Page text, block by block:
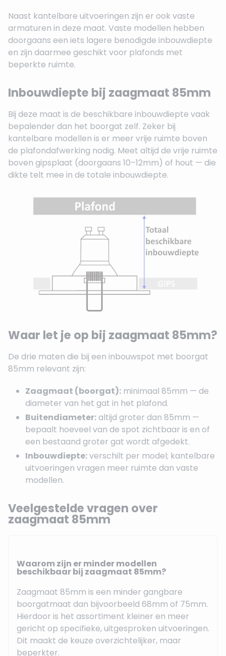
Naast kantelbare uitvoeringen zijn er ook vaste
armaturen in deze maat. Vaste modellen hebben
doorgaans een iets lagere benodigde inbouwdiepte
en zijn daarmee geschikt voor plafonds met
beperkte ruimte.
Inbouwdiepte bij zaagmaat 85mm
Bij deze maat is de beschikbare inbouwdiepte vaak
bepalender dan het boorgat zelf. Zeker bij
kantelbare modellen is er meer vrije ruimte boven
de plafondafwerking nodig. Meet altijd de vrije ruimte
boven gipsplaat (doorgaans 10–12mm) of hout — die
dikte telt mee in de totale inbouwdiepte.
Waar let je op bij zaagmaat 85mm?
De drie maten die bij een inbouwspot met boorgat
85mm relevant zijn:
Zaagmaat (boorgat): minimaal 85mm — de
diameter van het gat in het plafond.
Buitendiameter:altijd groter dan 85mm —
bepaalt hoeveel van de spot zichtbaar is en of
een bestaand groter gat wordt afgedekt.
Inbouwdiepte:verschilt per model; kantelbare
uitvoeringen vragen meer ruimte dan vaste
modellen.
Veelgestelde vragen over
zaagmaat 85mm
Waarom zijn er minder modellen
beschikbaar bij zaagmaat 85mm?
Zaagmaat 85mm is een minder gangbare
boorgatmaat dan bijvoorbeeld 68mm of 75mm.
Hierdoor is het assortiment kleiner en meer
gericht op specifieke, uitgesproken uitvoeringen.
Dit maakt de keuze overzichtelijker, maar
beperkter.